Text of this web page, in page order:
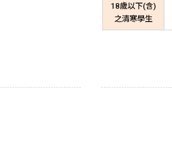
18歲以下(含)
之清寒學生